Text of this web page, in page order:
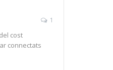
1
cost
connectats